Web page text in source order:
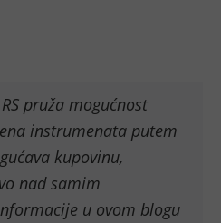
pruža mogućnost
instrumenata putem
kupovinu,
nad samim
u ovom blogu